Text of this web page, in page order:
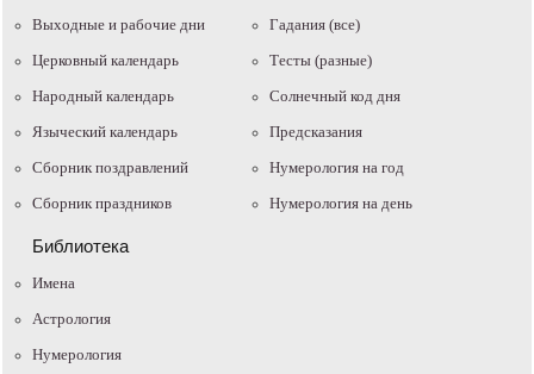
Выходные и рабочие дни
Церковный календарь
Народный календарь
Языческий календарь
Сборник поздравлений
Сборник праздников
Гадания (все)
Тесты (разные)
Солнечный код дня
Предсказания
Нумерология на год
Нумерология на день
Библиотека
Имена
Астрология
Нумерология